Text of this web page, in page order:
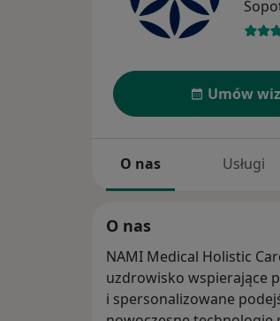
Umów
O nas Usługi
O nas
NAMI Medical Holistic
uzdrowisko wspierające
i spersonalizowane